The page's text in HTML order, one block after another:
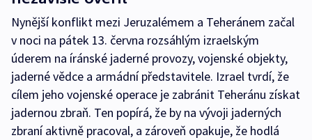
Nynější konflikt mezi Jeruzalémem a Teheránem začal
v noci na pátek 13. června rozsáhlým izraelským
úderem na íránské jaderné provozy, vojenské objekty,
jaderné vědce a armádní představitele. Izrael tvrdí, že
cílem jeho vojenské operace je zabránit Teheránu získat
jadernou zbraň. Ten popírá, že by na vývoji jaderných
zbraní aktivně pracoval, a zároveň opakuje, že hodlá